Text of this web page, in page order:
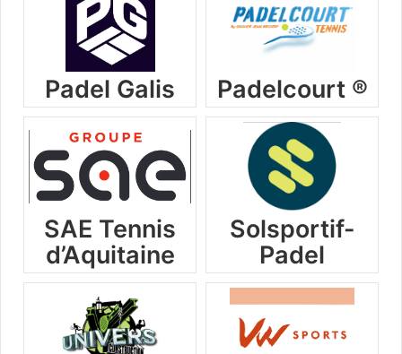
Padel Galis Padelcourt ®
SAE Tennis
d’Aquitaine
Solsportif-
Padel